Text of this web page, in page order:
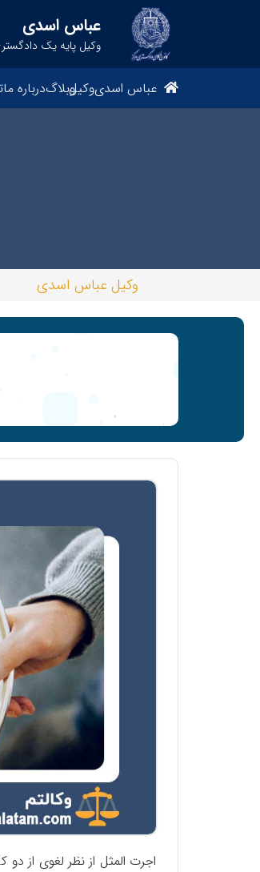
عباس اسدی
وکیل پایه یک
عباس اسدیوکیلوبلاگدرباره ما
وکیل عباس اسدی
اجرت المثل از نظر لغوی از